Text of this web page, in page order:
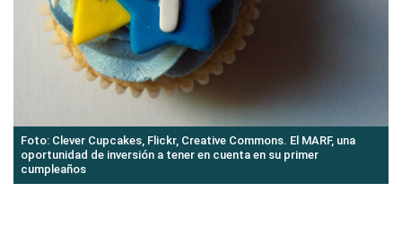
Foto: Clever Cupcakes, Flickr, Creative Commons. El MARF, una
oportunidad de inversión a tener en cuenta en su primer
cumpleaños